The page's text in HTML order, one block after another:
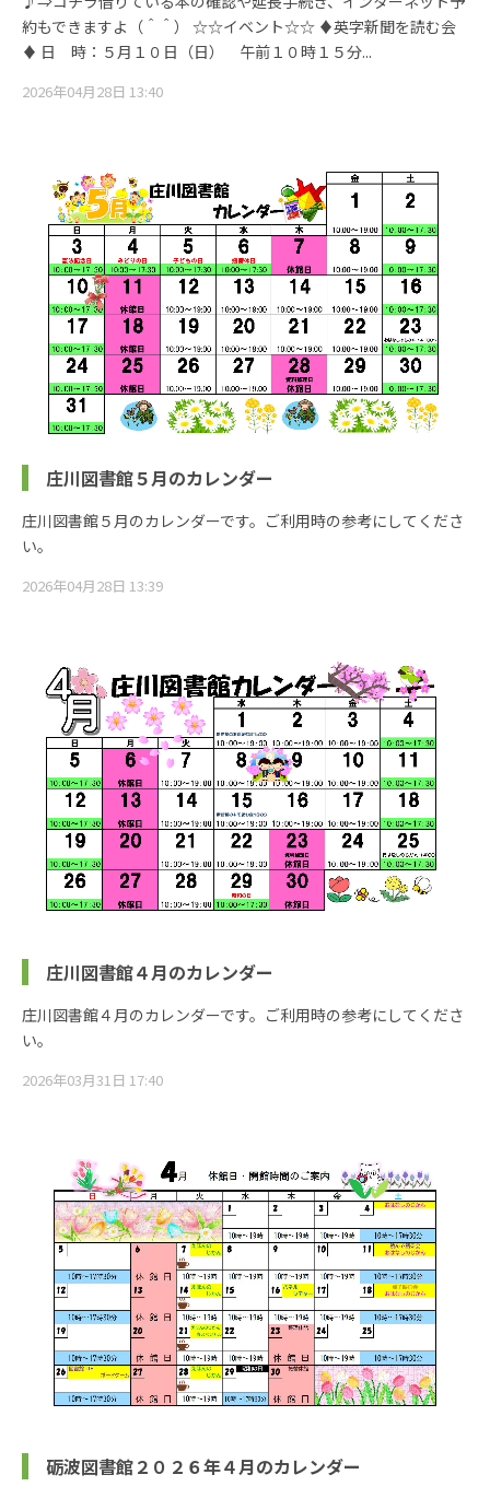
約もできますよ（＾＾） ☆☆イベント☆☆ ♦英字新聞を読む会
♦ 日 時：５月１０日（日） 午前１０時１５分...
2026年04月28日 13:40
庄川図書館５月のカレンダー
庄川図書館５月のカレンダーです。ご利用時の参考にしてくださ
い。
2026年04月28日 13:39
庄川図書館４月のカレンダー
庄川図書館４月のカレンダーです。ご利用時の参考にしてくださ
い。
2026年03月31日 17:40
砺波図書館２０２６年４月のカレンダー